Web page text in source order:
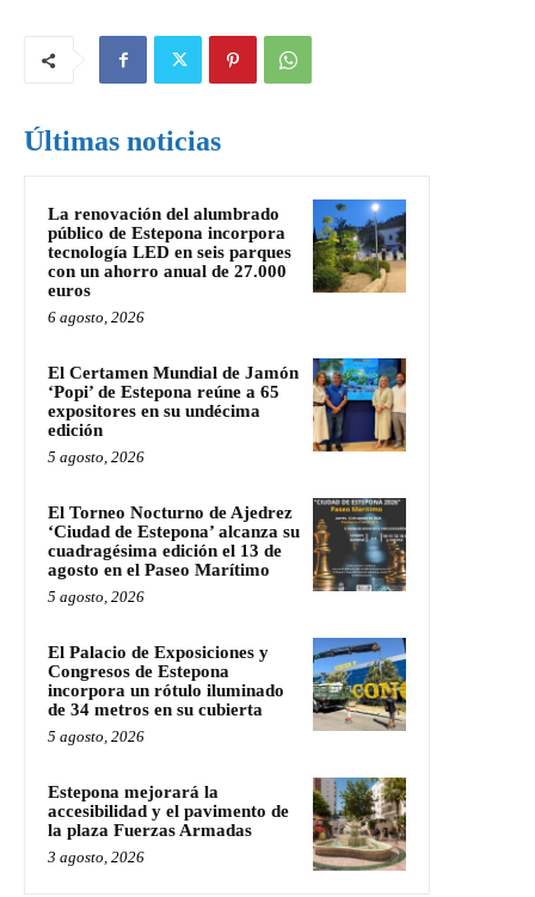
Últimas noticias
La renovación del alumbrado
público de Estepona incorpora
tecnología LED en seis parques
con un ahorro anual de 27.000
euros
6 agosto, 2026
El Certamen Mundial de Jamón
‘Popi’ de Estepona reúne a 65
expositores en su undécima
edición
5 agosto, 2026
El Torneo Nocturno de Ajedrez
‘Ciudad de Estepona’ alcanza su
cuadragésima edición el 13 de
agosto en el Paseo Marítimo
5 agosto, 2026
El Palacio de Exposiciones y
Congresos de Estepona
incorpora un rótulo iluminado
de 34 metros en su cubierta
5 agosto, 2026
Estepona mejorará la
accesibilidad y el pavimento de
la plaza Fuerzas Armadas
3 agosto, 2026